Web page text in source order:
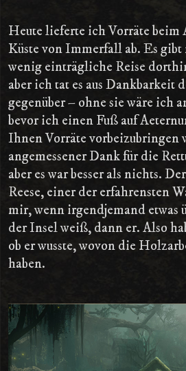
Heute lieferte ich Vorräte beim
Küste von Immerfall ab. Es
wenig einträgliche Reise
aber ich tat es aus Dankbarkeit
gegenüber – ohne sie wäre ich
bevor ich einen Fuß auf
Ihnen Vorräte vorbeizubringen
angemessener Dank für die
aber es war besser als nichts.
Reese, einer der erfahrensten
mir, wenn irgendjemand etwas
der Insel weiß, dann er. Also
ob er wusste, wovon die
haben.